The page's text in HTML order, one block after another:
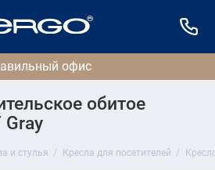
обитое
Gray
и стулья Кресла для посетителей